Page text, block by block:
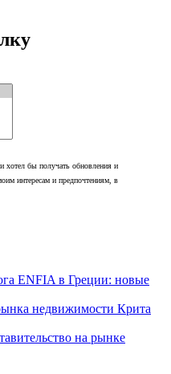
хотел бы получать обновления и
интересам и предпочтениям, в
ENFIA в Греции: новые
недвижимости Крита
на рынке